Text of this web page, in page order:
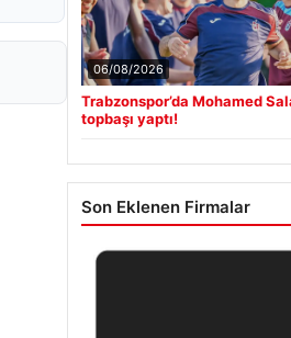
06/08/2026
Trabzonspor’da Mohamed
topbaşı yaptı!
Son Eklenen Firmalar